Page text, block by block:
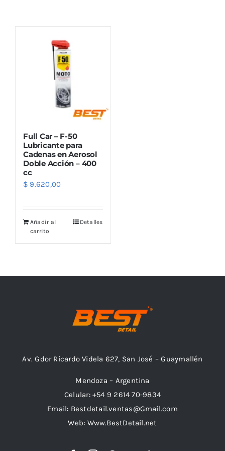
Combos
Mayorista
Marcas
Outlet
Full Car – F-50
Lubricante para
Cadenas en Aerosol
Doble Acción – 400
cc
$ 9.620,00
Añadir al
carrito
Detalles
Av. Gdor Ricardo Videla 627, San José – Guaymallén
Mendoza – Argentina
Celular: +54 9 2614 70-9834
Email: Bestdetail.ventas@Gmail.com
Web: Www.BestDetail.net